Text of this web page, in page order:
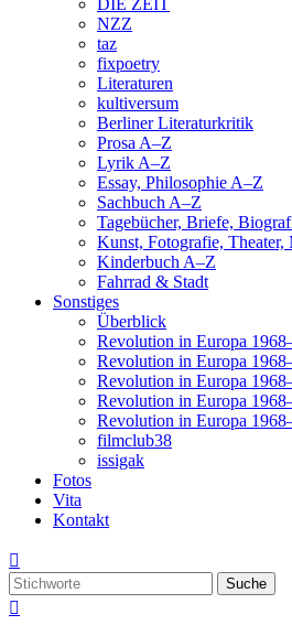
DIE ZEIT
NZZ
taz
fixpoetry
Literaturen
kultiversum
Berliner Literaturkritik
Prosa A–Z
Lyrik A–Z
Essay, Philosophie A–Z
Sachbuch A–Z
Tagebücher, Briefe,
Kunst, Fotografie,
Kinderbuch A–Z
Fahrrad & Stadt
Sonstiges
Überblick
Revolution in Europa
Revolution in Europa
Revolution in Europa
Revolution in Europa
Revolution in Europa
filmclub38
issigak
Fotos
Vita
Kontakt

Suche
